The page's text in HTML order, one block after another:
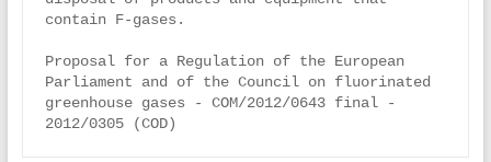
contain F-gases.
Proposal for a Regulation of the European
Parliament and of the Council on fluorinated
greenhouse gases - COM/2012/0643 final -
2012/0305 (COD)